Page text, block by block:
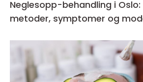
Neglesopp-behandling i Oslo:
metoder, symptomer og